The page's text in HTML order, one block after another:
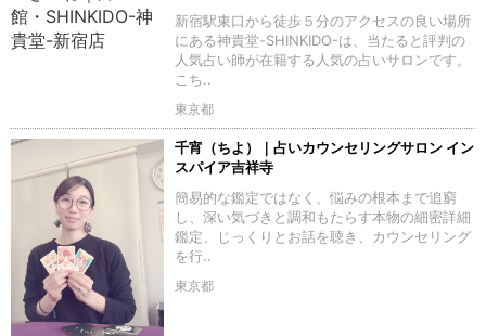
新宿駅東口から徒歩５分のアクセスの良い場所
にある神貴堂-SHINKIDO-は、当たると評判の
人気占い師が在籍する人気の占いサロンです。
こち..
東京都
千宵（ちよ）｜占いカウンセリングサロン イン
スパイア吉祥寺
簡易的な鑑定ではなく、悩みの根本まで追窮
し、深い気づきと調和もたらす本物の細密詳細
鑑定、じっくりとお話を聴き、カウンセリング
を行..
東京都